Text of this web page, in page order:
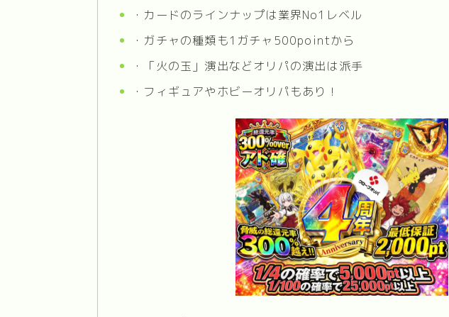
・カードのラインナップは業界No1レベル
・ガチャの種類も1ガチャ500pointから
・「火の玉」演出などオリパの演出は派手
・フィギュアやホビーオリパもあり！